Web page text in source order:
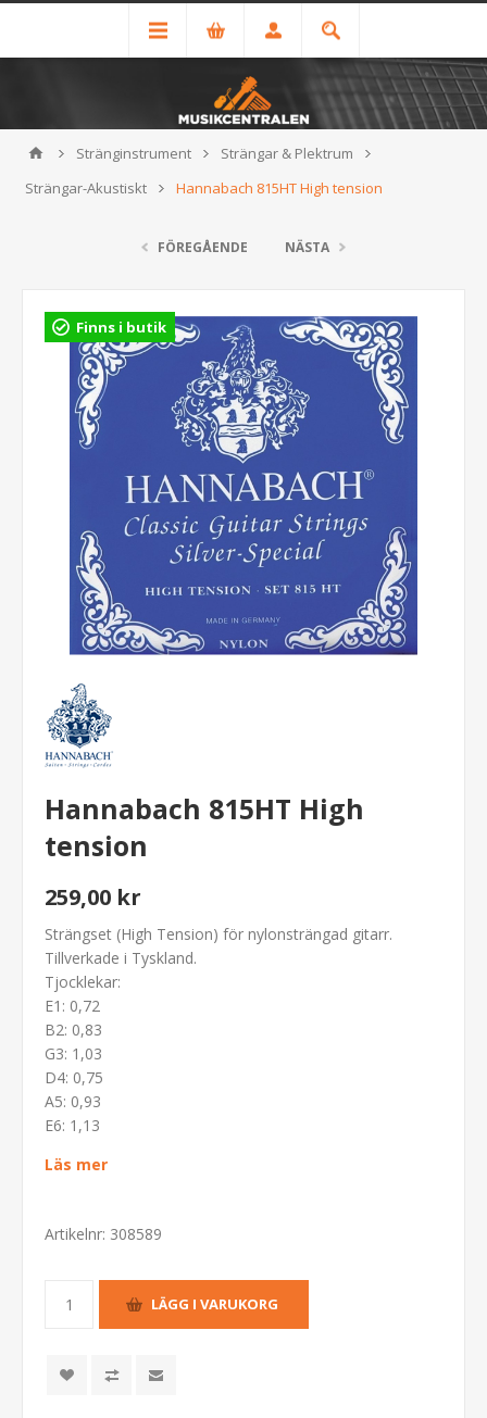
Stränginstrument
Strängar & Plektrum
Strängar-Akustiskt
Hannabach 815HT High tension
FÖREGÅENDE NÄSTA
Finns i butik
Hannabach 815HT High
tension
259,00 kr
Strängset (High Tension) för nylonsträngad gitarr.
Tillverkade i Tyskland.
Tjocklekar:
E1: 0,72
B2: 0,83
G3: 1,03
D4: 0,75
A5: 0,93
E6: 1,13
Läs mer
Artikelnr: 308589